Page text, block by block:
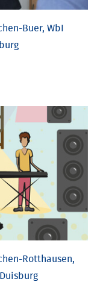
Buer, WbI
Rotthausen,